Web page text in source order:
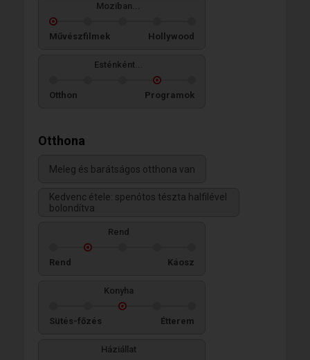
Moziban...
Művészfilmek Hollywood
Esténként...
Otthon Programok
Otthona
Meleg és barátságos otthona van
Kedvenc étele: spenótos tészta halfilével
bolondítva
Rend
Rend Káosz
Konyha
Sütés-főzés Étterem
Háziállat